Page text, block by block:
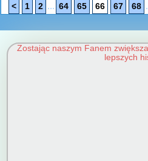
< 1 2 ... 64 65 66 67 68
Zostając naszym Fanem
lepszych